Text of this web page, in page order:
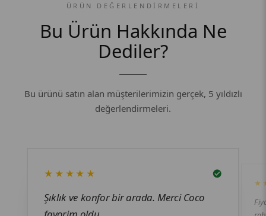
ÜRÜN DEĞERLENDIRMELERI
Bu Ürün Hakkında Ne
Dediler?
Bu ürünü satın alan müşterilerimizin gerçek, 5 yıldızlı
değerlendirmeleri.
★★★★★
Şıklık ve konfor bir arada. Merci Coco